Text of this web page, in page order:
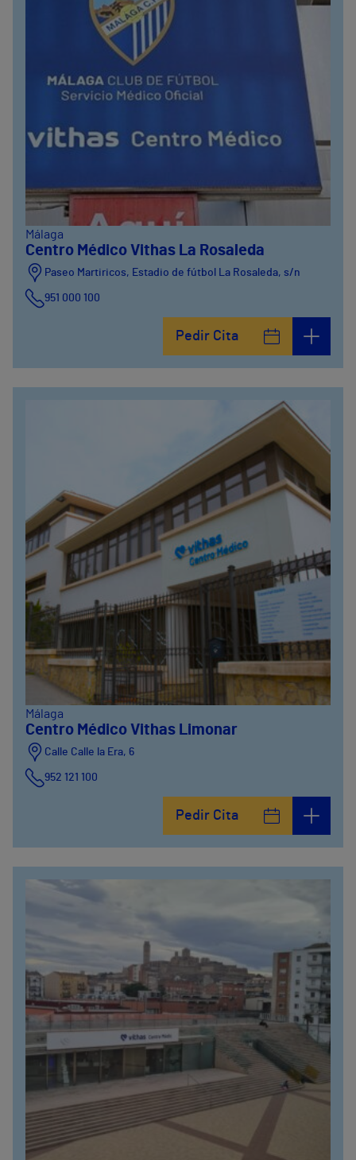
Málaga
Centro Médico Vithas La Rosaleda
Paseo Martiricos, Estadio de fútbol La Rosaleda, s/n
951 000 100
Pedir Cita
Málaga
Centro Médico Vithas Limonar
Calle Calle la Era, 6
952 121 100
Pedir Cita